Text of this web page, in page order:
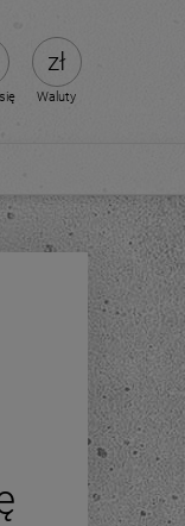
Waluty